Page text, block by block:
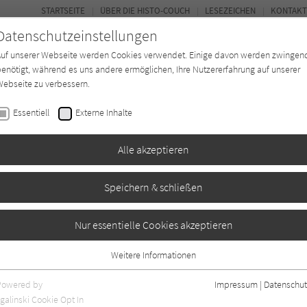
Buchtyp Autor*in Magazin
STARTSEITE ÜBER DIE HISTO-COUCH LESEZEICHEN KONTAKT
unserer Webseite werden Cookies verwendet. Einige davon werden
während es uns andere ermöglichen, Ihre Nutzererfahrung auf unserer
zu verbessern.
Essentiell Externe Inhalte
Alle akzeptieren
Speichern & schließen
Nur essentielle Cookies akzeptieren
Essentielle Cookies werden für grundlegende Funktionen der Webseite
benötigt. Dadurch ist gewährleistet, dass die Webseite einwandfrei
Weitere Informationen
by
Cookie Opt In
Impressum |